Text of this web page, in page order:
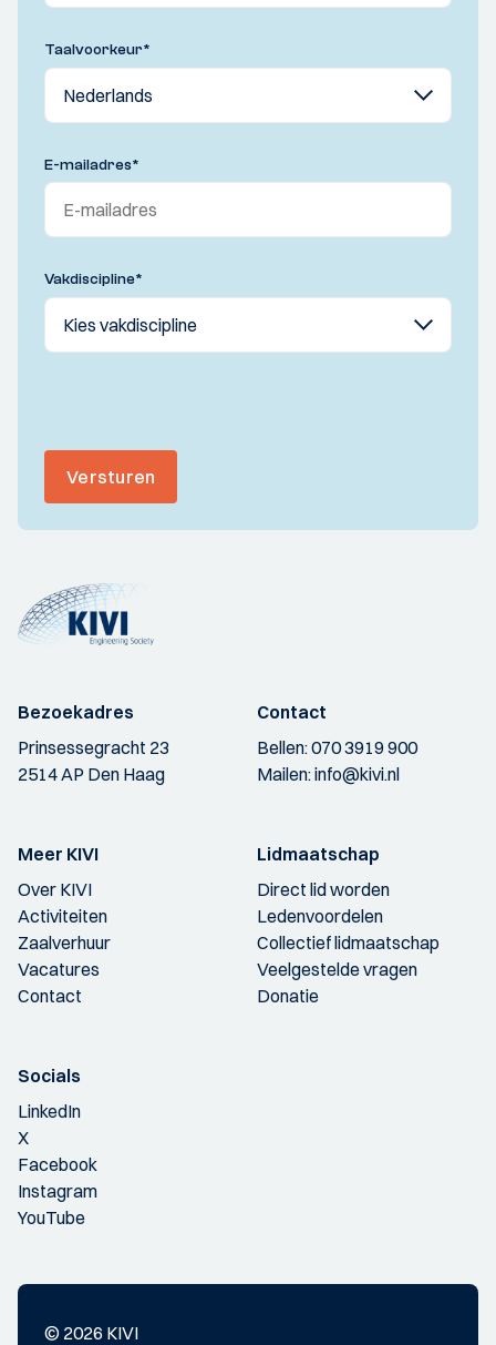
Taalvoorkeur*
E-mailadres*
Vakdiscipline*
Versturen
Bezoekadres
Prinsessegracht 23
2514 AP Den Haag
Contact
Bellen:070 3919 900
Mailen:info@kivi.nl
Meer KIVI
Over KIVI
Activiteiten
Zaalverhuur
Vacatures
Contact
Lidmaatschap
Direct lid worden
Ledenvoordelen
Collectief lidmaatschap
Veelgestelde vragen
Donatie
Socials
LinkedIn
X
Facebook
Instagram
YouTube
© 2026 KIVI